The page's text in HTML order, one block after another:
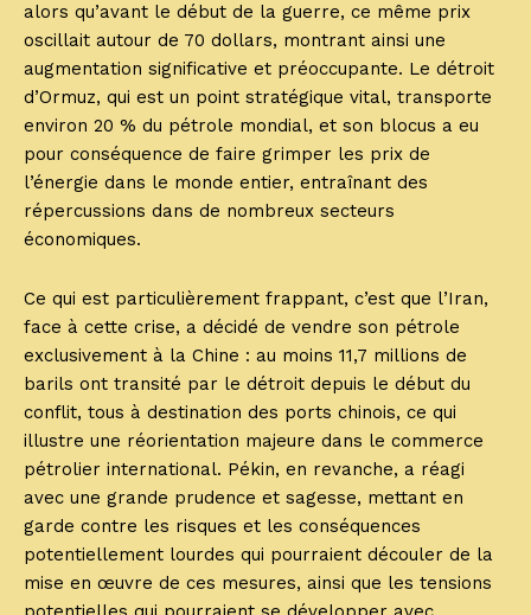
alors qu’avant le début de la guerre, ce même prix
oscillait autour de 70 dollars, montrant ainsi une
augmentation significative et préoccupante. Le détroit
d’Ormuz, qui est un point stratégique vital, transporte
environ 20 % du pétrole mondial, et son blocus a eu
pour conséquence de faire grimper les prix de
l’énergie dans le monde entier, entraînant des
répercussions dans de nombreux secteurs
économiques.
Ce qui est particulièrement frappant, c’est que l’Iran,
face à cette crise, a décidé de vendre son pétrole
exclusivement à la Chine : au moins 11,7 millions de
barils ont transité par le détroit depuis le début du
conflit, tous à destination des ports chinois, ce qui
illustre une réorientation majeure dans le commerce
pétrolier international. Pékin, en revanche, a réagi
avec une grande prudence et sagesse, mettant en
garde contre les risques et les conséquences
potentiellement lourdes qui pourraient découler de la
mise en œuvre de ces mesures, ainsi que les tensions